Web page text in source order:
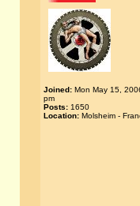
Joined: Mon May 15,
pm
Posts: 1650
Location: Molsheim -